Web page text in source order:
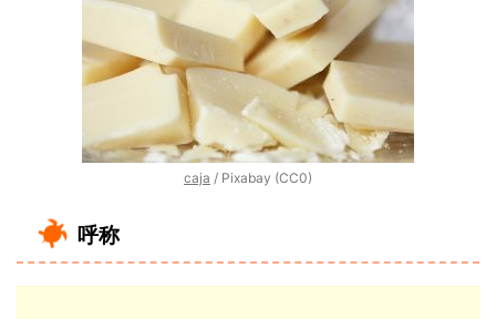
caja / Pixabay (CC0)
呼称